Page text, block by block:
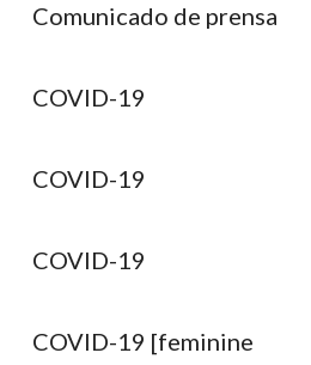
Comunicado de prensa
COVID-19
COVID-19
COVID-19
COVID-19 [feminine